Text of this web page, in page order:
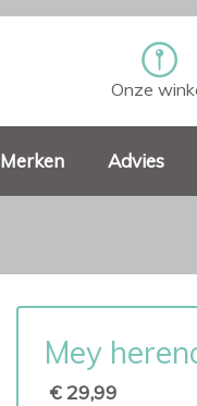
Onze
Merken Advies
Mey
€ 29,99